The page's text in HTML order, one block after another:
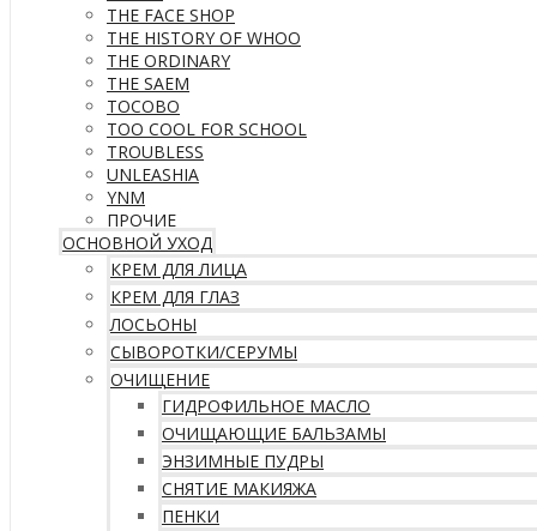
THE FACE SHOP
THE HISTORY OF WHOO
THE ORDINARY
THE SAEM
TOCOBO
TOO COOL FOR SCHOOL
TROUBLESS
UNLEASHIA
YNM
ПРОЧИЕ
ОСНОВНОЙ УХОД
КРЕМ ДЛЯ ЛИЦА
КРЕМ ДЛЯ ГЛАЗ
ЛОСЬОНЫ
СЫВОРОТКИ/СЕРУМЫ
ОЧИЩЕНИЕ
ГИДРОФИЛЬНОЕ МАСЛО
ОЧИЩАЮЩИЕ БАЛЬЗАМЫ
ЭНЗИМНЫЕ ПУДРЫ
СНЯТИЕ МАКИЯЖА
ПЕНКИ